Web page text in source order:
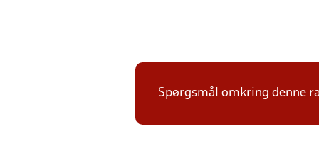
Spørgsmål omkring denne